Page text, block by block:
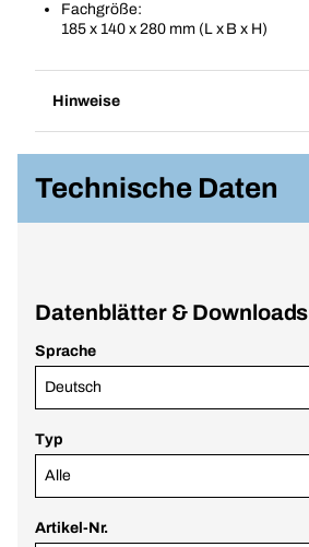
Fachgröße:
185 x 140 x 280 mm (L x B x H)
Hinweise
Technische Daten
Datenblätter & Downloads
Sprache
Deutsch
Typ
Alle
Artikel-Nr.